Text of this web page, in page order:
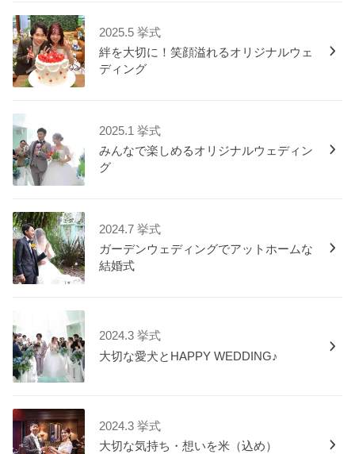
2025.5 挙式
絆を大切に！笑顔溢れるオリジナルウェ
ディング
2025.1 挙式
みんなで楽しめるオリジナルウェディン
グ
2024.7 挙式
ガーデンウェディングでアットホームな
結婚式
2024.3 挙式
大切な愛犬とHAPPY WEDDING♪
2024.3 挙式
大切な気持ち・想いを米（込め）